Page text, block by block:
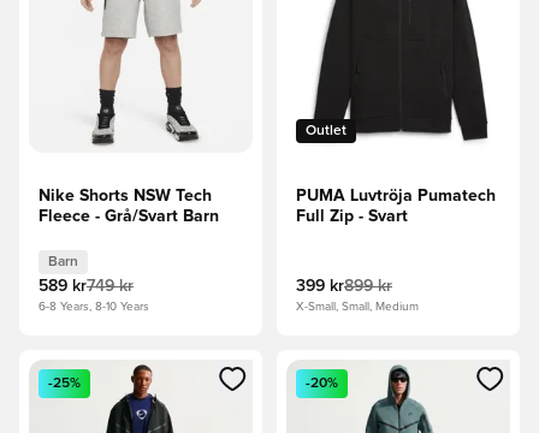
Nike Shorts NSW Tech
Fleece - Grå/Svart Barn
Barn
589 kr749 kr
6-8 Years, 8-10 Years
Outlet
PUMA Luvtröja Pumatech
Full Zip - Svart
399 kr899 kr
X-Small, Small, Medium
Öppnar en Modal för att logga in eller registrera dig som
-25%
Öppnar en Modal för att
-20%